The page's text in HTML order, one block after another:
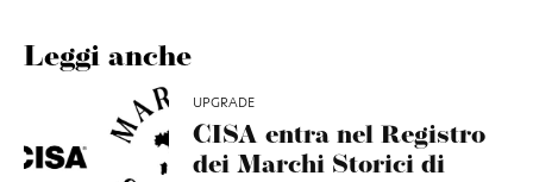
Leggi anche
UPGRADE
CISA entra nel Registro
dei Marchi Storici di